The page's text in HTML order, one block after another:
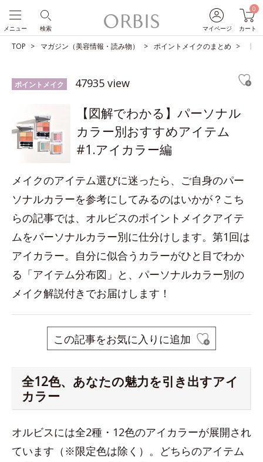
マイページ
0
カート
検索
メニュー
TOP マガジン（美容情報・読み物） ポイントメイクのまとめ 【
ポイントメイク 47935 view
【図解でわかる】パーソナル
カラー別おすすめアイテム
#1.アイカラー編
メイクのアイテム選びに迷ったら、ご自身のパー
ソナルカラーを参考にしてみるのはいかが？こち
らの記事では、オルビスのポイントメイクアイテ
ムをパーソナルカラー別に仕分けします。第1回は
アイカラー。自分に似合うカラーがひと目でわか
る「アイテム分布図」と、パーソナルカラー別の
メイク解説付きでお届けします！
この記事をお気に入りに追加
全12色、あなたの魅力を引き出すアイ
カラー
オルビスには全2種・12色のアイカラーが展開され
ています（※限定色は除く）。どちらのアイテム